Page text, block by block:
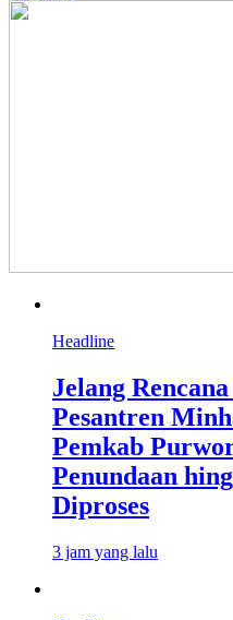
Headline
Jelang
Pesantren
Pemkab
Penundaan
Diproses
3 jam yang lalu